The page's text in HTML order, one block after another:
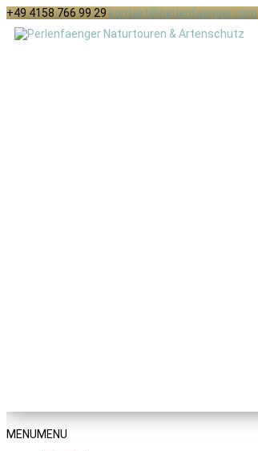
+49 4158 766 99 29 kontakt@perlenfaenger.com
MENUMENU